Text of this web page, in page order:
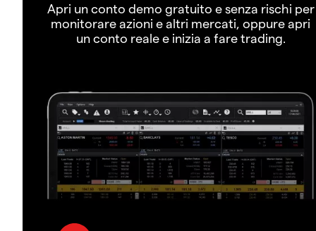
Apri un conto demo gratuito e senza rischi per
monitorare azioni e altri mercati, oppure apri
un conto reale e inizia a fare trading.